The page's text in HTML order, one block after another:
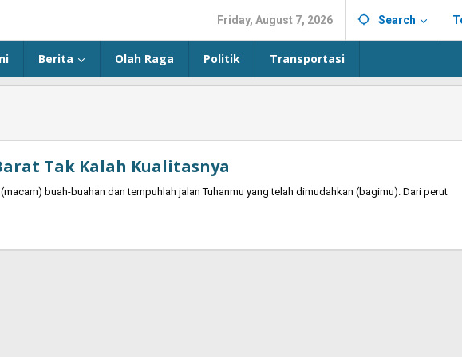
Friday, August 7, 2026 Search
Berita Olah Raga Politik Transportasi
Tak Kalah Kualitasnya
buah-buahan dan tempuhlah jalan Tuhanmu yang telah dimudahkan (bagimu). Dari perut